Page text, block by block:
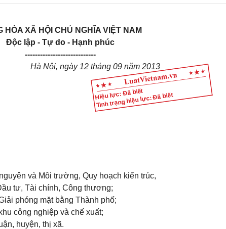
Hiệu lực: Đã biết
Tình trạng hiệu lực: Đã biết
HÒA XÃ HỘI CHỦ NGHĨA VIỆT NAM
Độc lập - Tự do - Hạnh phúc
----------------------------
Hà Nội, ngày 12 tháng 09 năm 2013
và Môi trường, Quy hoạch kiến trúc,
tư, Tài chính, Công thương;
phóng mặt bằng Thành phố;
công nghiệp và chế xuất;
huyện, thị xã.